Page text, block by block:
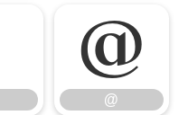
@
@